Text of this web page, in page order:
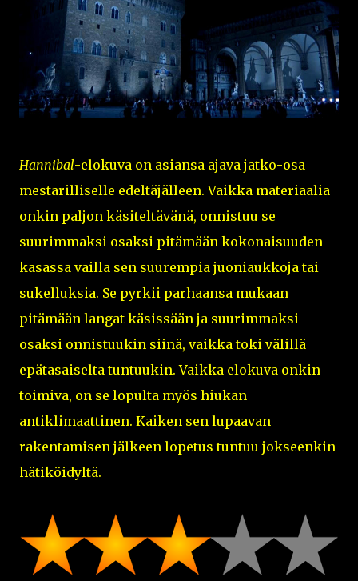
Hannibal-elokuva on asiansa ajava jatko-osa
mestarilliselle edeltäjälleen. Vaikka materiaalia
onkin paljon käsiteltävänä, onnistuu se
suurimmaksi osaksi pitämään kokonaisuuden
kasassa vailla sen suurempia juoniaukkoja tai
sukelluksia. Se pyrkii parhaansa mukaan
pitämään langat käsissään ja suurimmaksi
osaksi onnistuukin siinä, vaikka toki välillä
epätasaiselta tuntuukin. Vaikka elokuva onkin
toimiva, on se lopulta myös hiukan
antiklimaattinen. Kaiken sen lupaavan
rakentamisen jälkeen lopetus tuntuu jokseenkin
hätiköidyltä.